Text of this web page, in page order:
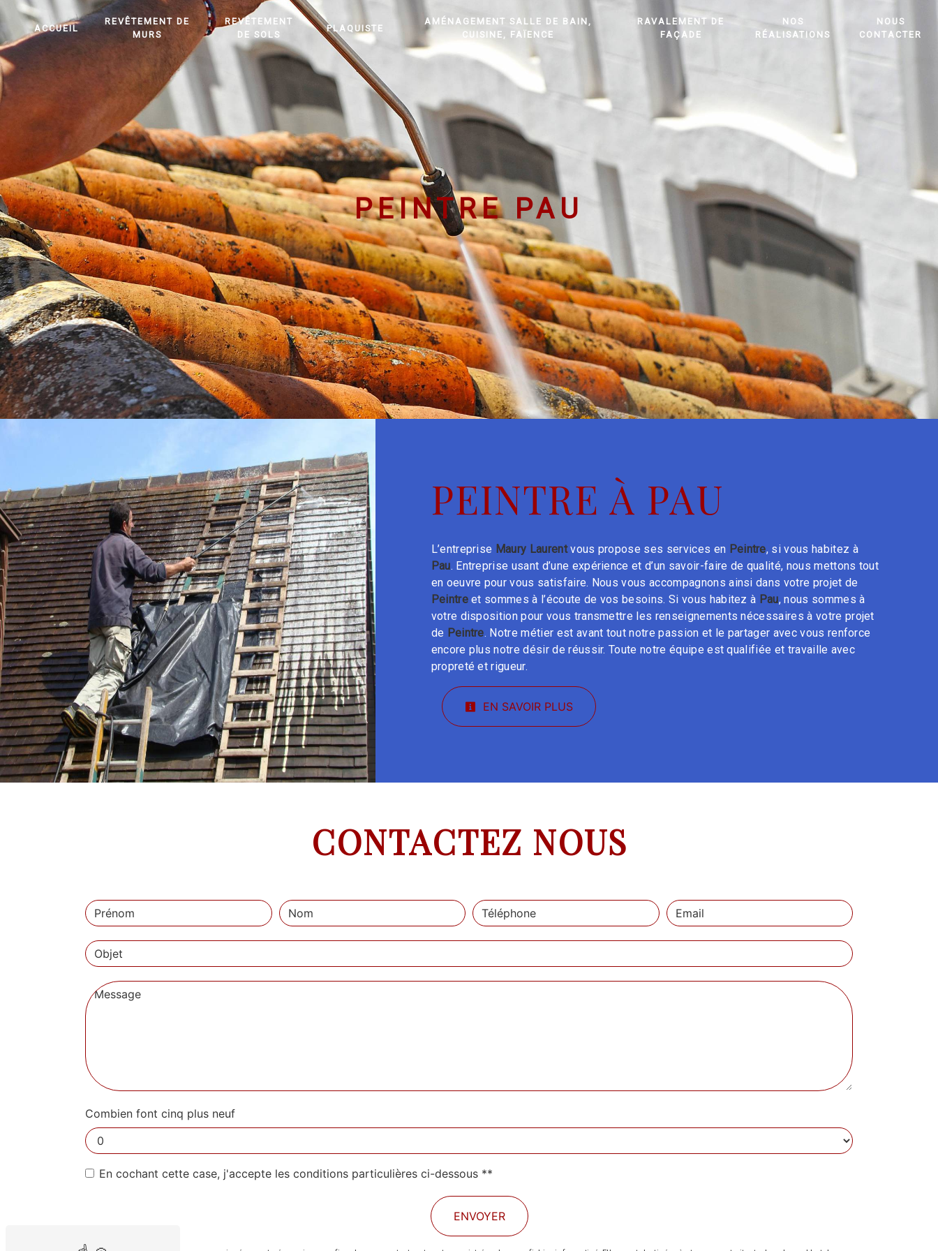
ACCUEIL
REVÊTEMENT DE
MURS
REVÊTEMENT
DE SOLS
PLAQUISTE
AMÉNAGEMENT SALLE DE BAIN,
CUISINE, FAÏENCE
RAVALEMENT DE
FAÇADE
NOS
RÉALISATIONS
NOUS
CONTACTER
PEINTRE PAU
PEINTRE À PAU
L’entreprise Maury Laurentvous propose ses services en Peintre, si vous habitez à
Pau. Entreprise usant d’une expérience et d’un savoir-faire de qualité, nous mettons tout
en oeuvre pour vous satisfaire. Nous vous accompagnons ainsi dans votre projet de
Peintreet sommes à l’écoute de vos besoins. Si vous habitez à Pau, nous sommes à
votre disposition pour vous transmettre les renseignements nécessaires à votre projet
de Peintre. Notre métier est avant tout notre passion et le partager avec vous renforce
encore plus notre désir de réussir. Toute notre équipe est qualifiée et travaille avec
propreté et rigueur.
EN SAVOIR PLUS
CONTACTEZ NOUS
Combien font cinq plus neuf
En cochant cette case, j'accepte les conditions particulières ci-dessous **
ENVOYER
Panneau de gestion des cookies